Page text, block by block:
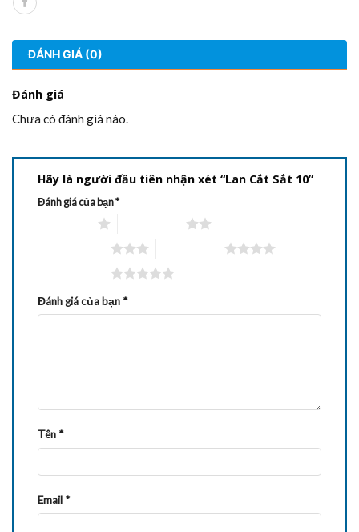
ĐÁNH GIÁ (0)
Đánh giá
Chưa có đánh giá nào.
Hãy là người đầu tiên nhận xét “Lan Cắt Sắt 10”
Đánh giá của bạn*
Đánh giá của bạn *
Tên *
Email *